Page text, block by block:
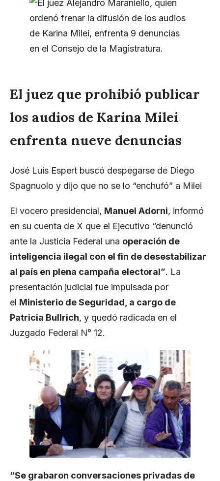
El juez que prohibió publicar
los audios de Karina Milei
enfrenta nueve denuncias
José Luis Espert buscó despegarse de Diego
Spagnuolo y dijo que no se lo “enchufó” a Milei
El vocero presidencial, Manuel Adorni, informó
en su cuenta de X que el Ejecutivo “denunció
ante la Justicia Federal una operación de
inteligencia ilegal con el fin de desestabilizar
al país en plena campaña electoral”. La
presentación judicial fue impulsada por
el Ministerio de Seguridad, a cargo de
Patricia Bullrich, y quedó radicada en el
Juzgado Federal N° 12.
“Se grabaron conversaciones privadas de